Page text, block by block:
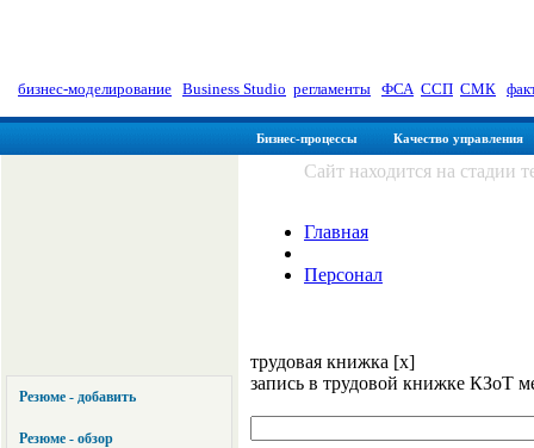
бизнес-моделирование Business Studio регламенты ФСА| ССП СМК
Бизнес-процессы Качество управления
Резюме - добавить
Резюме - обзор
Сайт находится на стадии
Главная
Персонал
трудовая книжка [x]
запись в трудовой книжке КЗоТ